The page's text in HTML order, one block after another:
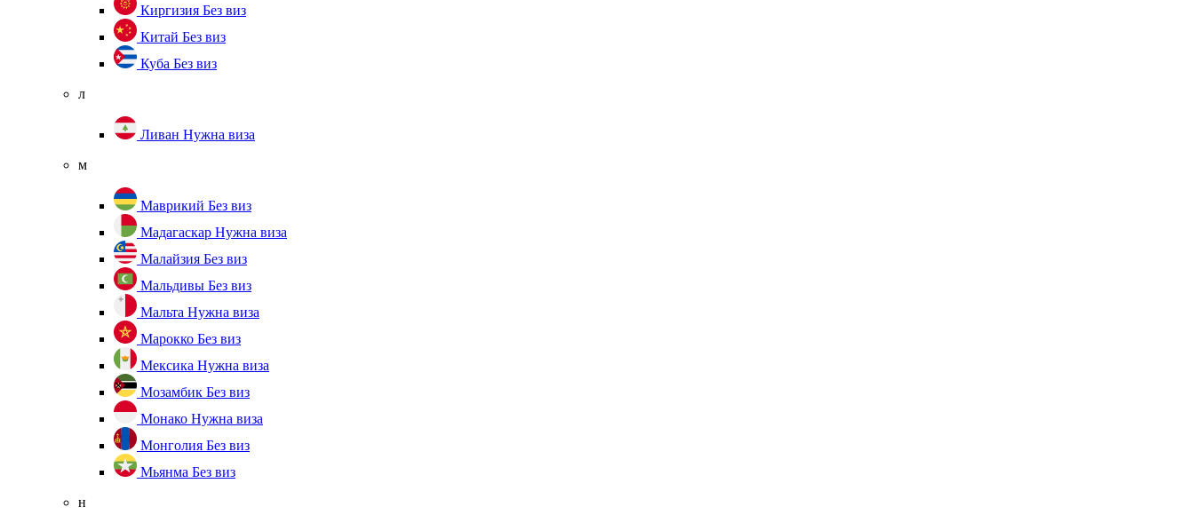
Киргизия Без виз
Китай Без виз
Куба Без виз
л
Ливан Нужна виза
м
Маврикий Без виз
Мадагаскар Нужна виза
Малайзия Без виз
Мальдивы Без виз
Мальта Нужна виза
Марокко Без виз
Мексика Нужна виза
Мозамбик Без виз
Монако Нужна виза
Монголия Без виз
Мьянма Без виз
н